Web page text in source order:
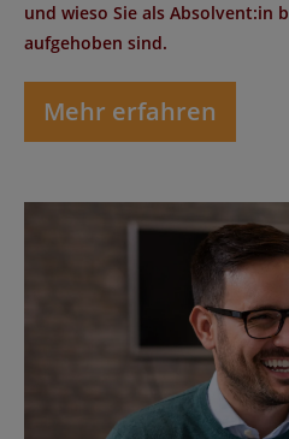
und wieso Sie als Absolvent:in
aufgehoben sind.
Mehr erfahren